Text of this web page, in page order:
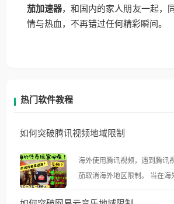
茄加速器，和国内的家人朋友一起，
情与热血，不再错过任何精彩瞬间。
热门软件教程
如何突破腾讯视频地域限制
海外使用腾讯视频，遇到腾讯
茄取消海外地区限制。 当在海外打开腾讯视频，却突